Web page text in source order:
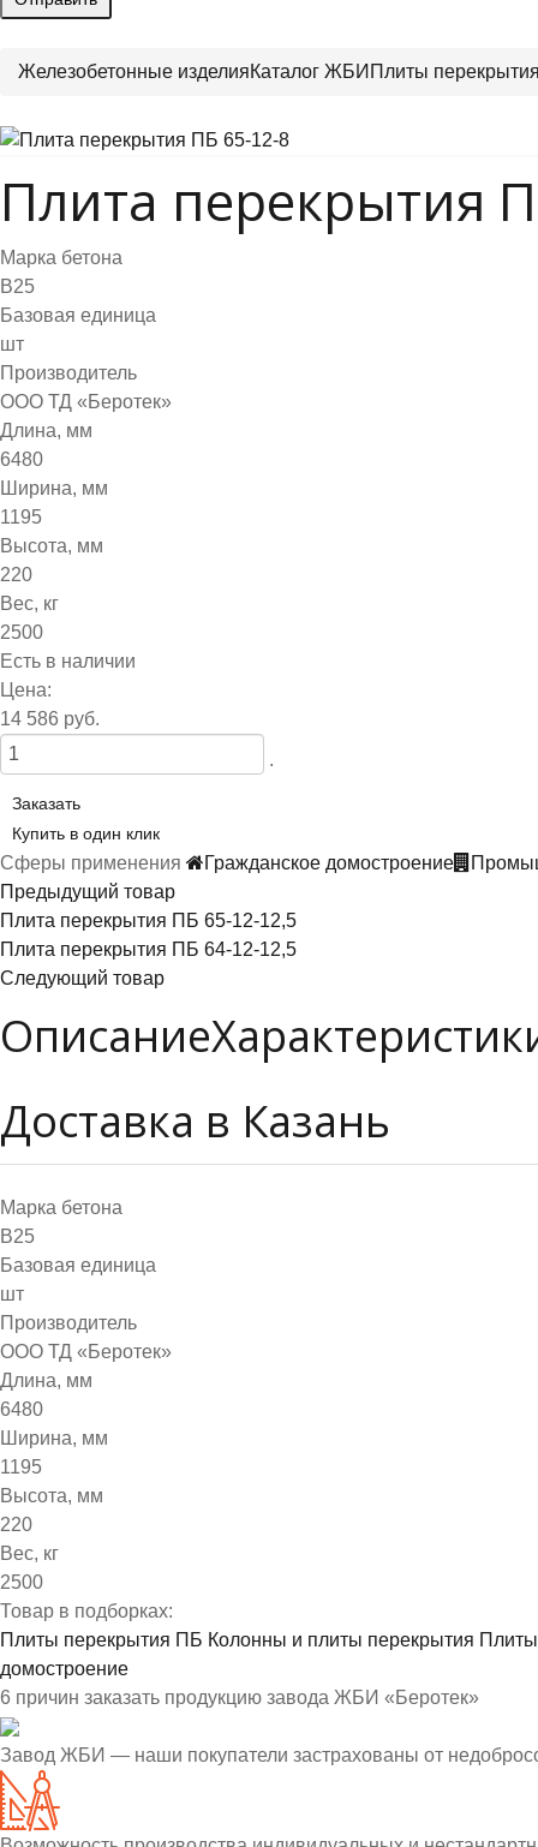
Железобетонные изделияКаталог ЖБИ Плиты
Плита перекрытия
Марка бетона
B25
Базовая единица
шт
Производитель
ООО ТД «Беротек»
Длина, мм
6480
Ширина, мм
1195
Высота, мм
220
Вес, кг
2500
Есть в наличии
Цена:
14 586 руб.
.
Заказать
Купить в один клик
Сферы применения Гражданское домостроение
Предыдущий товар
Плита перекрытия ПБ 65-12-12,5
Плита перекрытия ПБ 64-12-12,5
Следующий товар
Описание
Доставка в Казань
Марка бетона
B25
Базовая единица
шт
Производитель
ООО ТД «Беротек»
Длина, мм
6480
Ширина, мм
1195
Высота, мм
220
Вес, кг
2500
Товар в подборках:
Плиты перекрытия ПБ Колонны и плиты перекрытия
домостроение
6 причин заказать продукцию завода ЖБИ «Беротек»
Завод ЖБИ — наши покупатели застрахованы от